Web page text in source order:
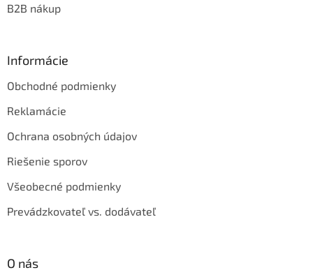
B2B nákup
Informácie
Obchodné podmienky
Reklamácie
Ochrana osobných údajov
Riešenie sporov
Všeobecné podmienky
Prevádzkovateľ vs. dodávateľ
O nás